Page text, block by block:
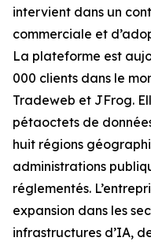
intervient dans un
commerciale et
La plateforme est
000 clients dans le
Tradeweb et JFrog.
pétaoctets de
huit régions
administrations
réglementés.
expansion dans les
infrastructures d’IA,